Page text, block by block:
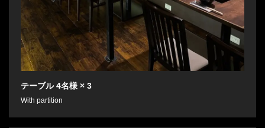
テーブル4名様 × 3
With partition